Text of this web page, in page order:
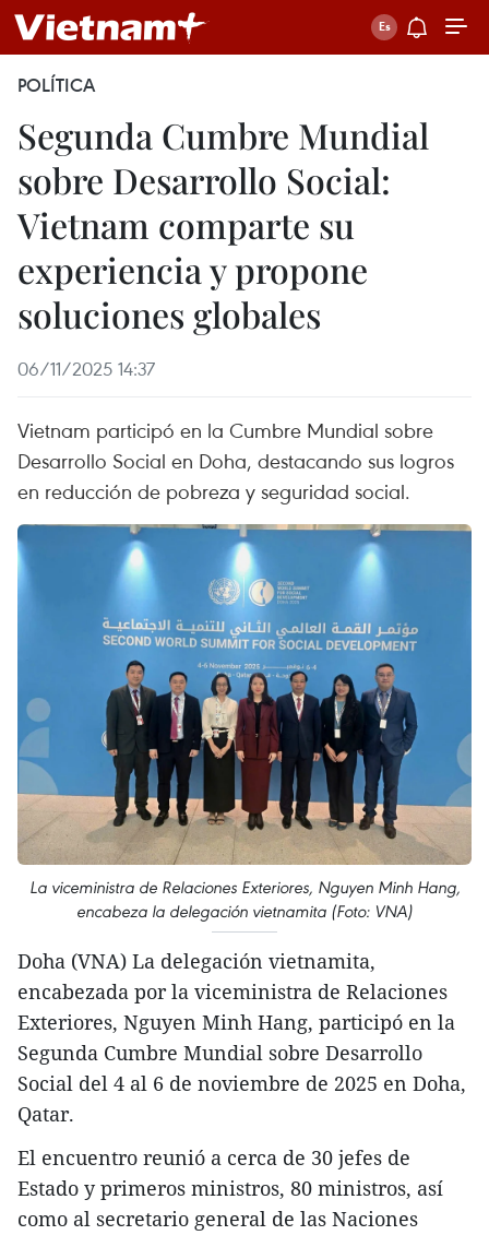
POLÍTICA
Segunda Cumbre Mundial
sobre Desarrollo Social:
Vietnam comparte su
experiencia y propone
soluciones globales
06/11/2025 14:37
Vietnam participó en la Cumbre Mundial sobre
Desarrollo Social en Doha, destacando sus logros
en reducción de pobreza y seguridad social.
La viceministra de Relaciones Exteriores, Nguyen Minh Hang,
encabeza la delegación vietnamita (Foto: VNA)
Doha (VNA) La delegación vietnamita,
encabezada por la viceministra de Relaciones
Exteriores, Nguyen Minh Hang, participó en la
Segunda Cumbre Mundial sobre Desarrollo
Social del 4 al 6 de noviembre de 2025 en Doha,
Qatar.
El encuentro reunió a cerca de 30 jefes de
Estado y primeros ministros, 80 ministros, así
como al secretario general de las Naciones